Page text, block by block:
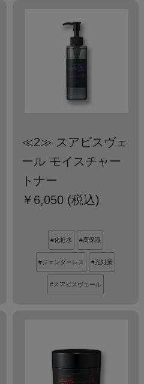
≪2≫ スアビスヴェ
ール モイスチャー
トナー
￥6,050 (税込)
#化粧水 #高保湿
#ジェンダーレス #光対策
#スアビスヴェール